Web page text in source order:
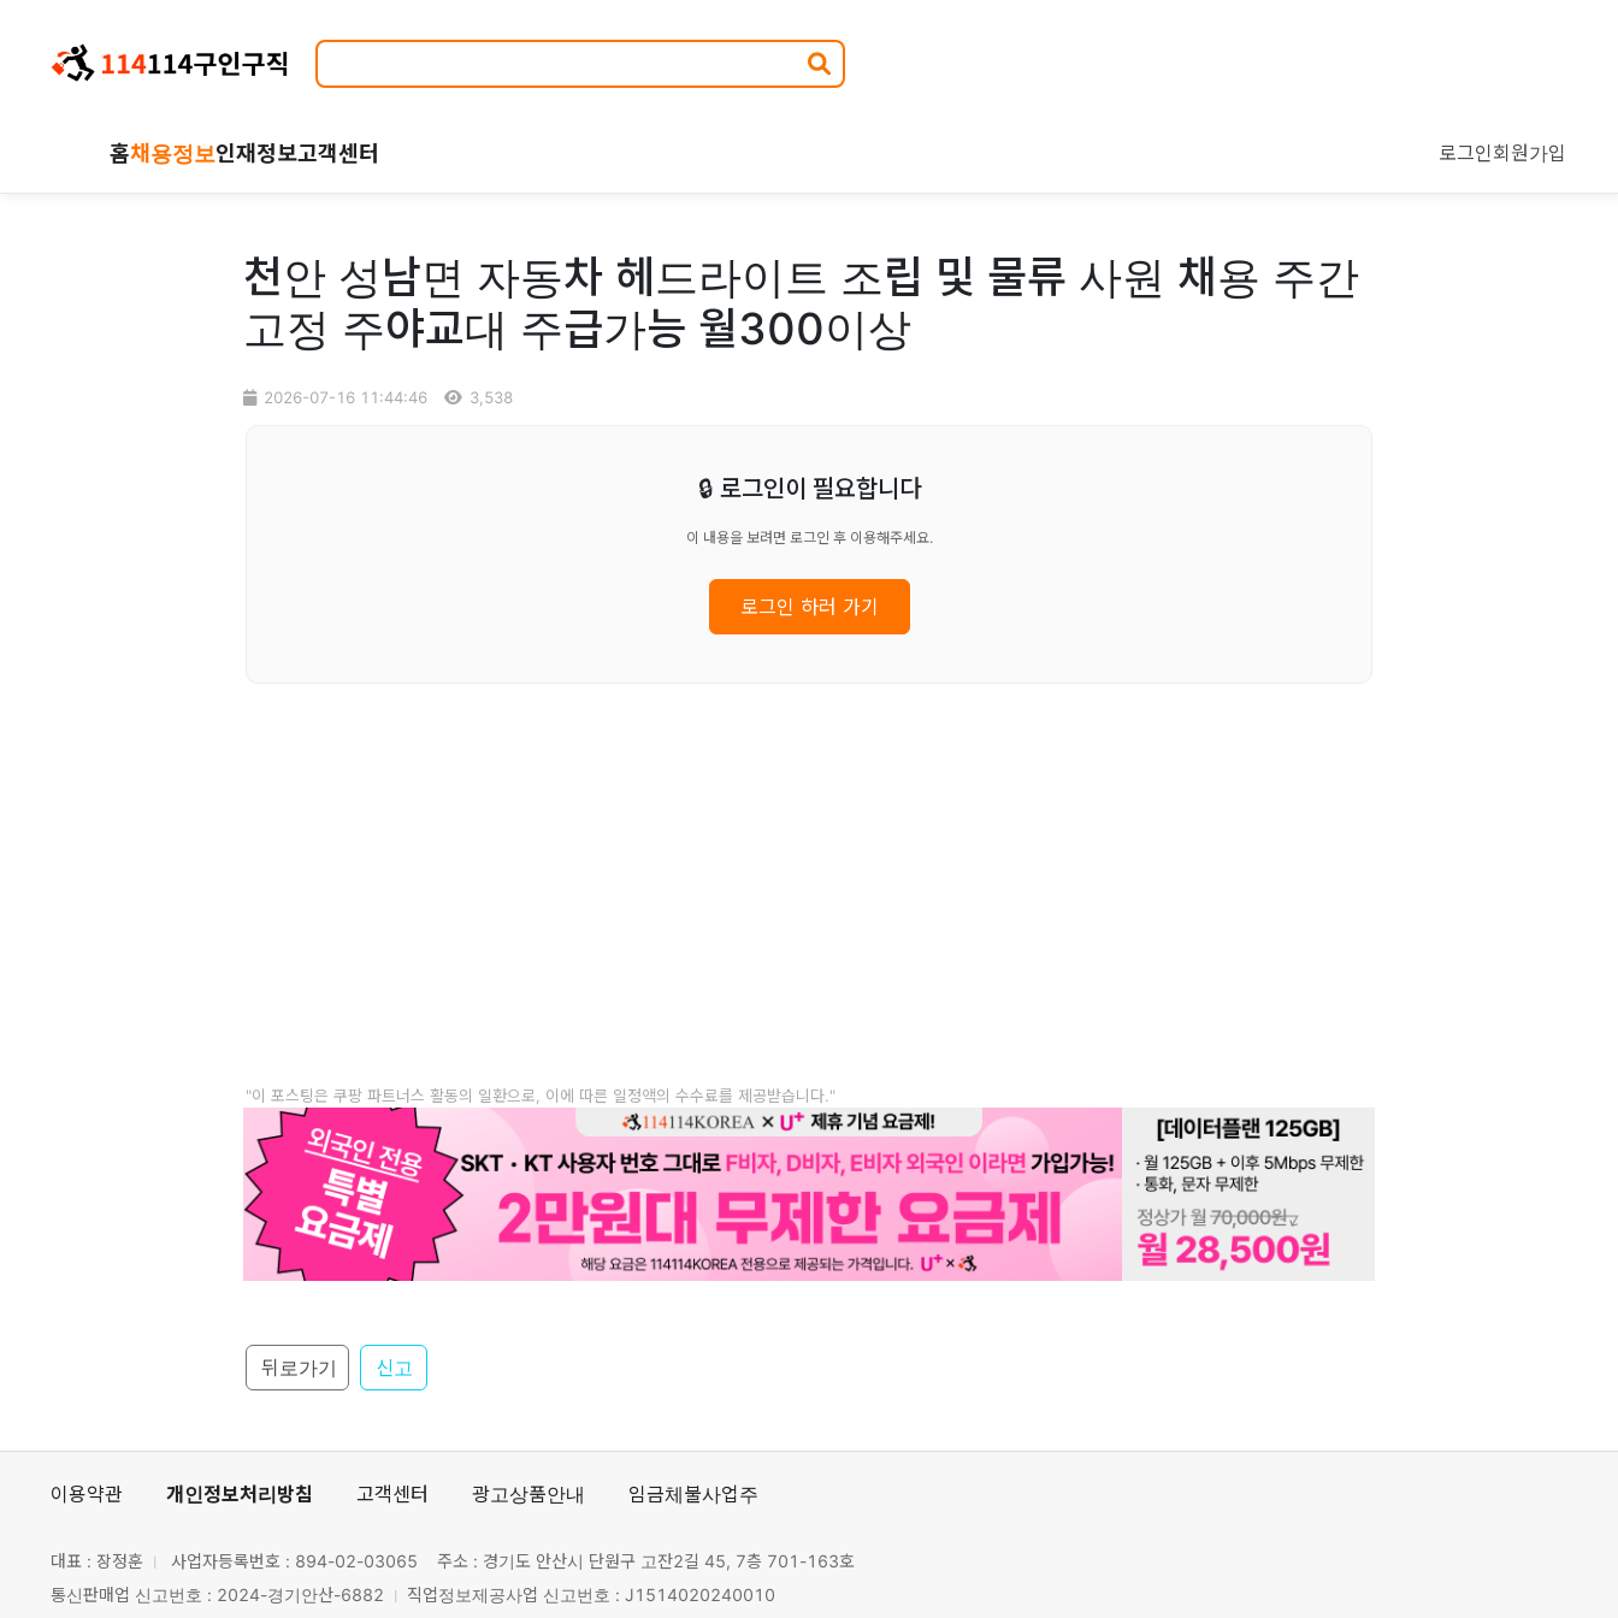
홈채용정보인재정보고객센터 로그인회원가입
천안 성남면 자동차 헤드라이트 조립 및 물류 사원 채용 주간
고정 주야교대 주급가능 월300이상
2026-07-16 11:44:46 3,538
🔒 로그인이 필요합니다
이 내용을 보려면 로그인 후 이용해주세요.
로그인 하러 가기
"이 포스팅은 쿠팡 파트너스 활동의 일환으로, 이에 따른 일정액의 수수료를 제공받습니다."
뒤로가기 신고
이용약관 개인정보처리방침 고객센터 광고상품안내 임금체불사업주
대표 : 장정훈 사업자등록번호 : 894-02-03065
주소 : 경기도 안산시 단원구 고잔2길 45, 7층 701-163호
통신판매업 신고번호 : 2024-경기안산-6882
직업정보제공사업 신고번호 : J1514020240010